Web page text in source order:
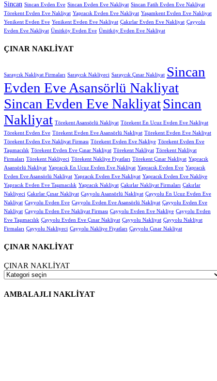
Sincan Sincan Evden Eve Sincan Evden Eve Nakliyat Sincan Fatih Evden Eve Nakliyat
Törekent Evden Eve Nakliyat Yapracık Evden Eve Nakliyat Yaşamkent Evden Eve Nakliyat
Yenikent Evden Eve Yenikent Evden Eve Nakliyat Çakırlar Evden Eve Nakliyat Çayyolu
Evden Eve Nakliyat Ümitköy Evden Eve Ümitköy Evden Eve Nakliyat
ÇINAR NAKLİYAT
Saraycık Nakliyat Firmaları Saraycık Nakliyeci Saraycık Çınar Nakliyat Sincan
Evden Eve Asansörlü Nakliyat
Sincan Evden Eve NakliyatSincan
Nakliyat Törekent Asansörlü Nakliyat Törekent En Ucuz Evden Eve Nakliyat
Törekent Evden Eve Törekent Evden Eve Asansörlü Nakliyat Törekent Evden Eve Nakliyat
Törekent Evden Eve Nakliyat Firması Törekent Evden Eve Nakliye Törekent Evden Eve
Taşımacılık Törekent Evden Eve Çınar Nakliyat Törekent Nakliyat Törekent Nakliyat
Firmaları Törekent Nakliyeci Törekent Nakliye Fiyatları Törekent Çınar Nakliyat Yapracık
Asansörlü Nakliyat Yapracık En Ucuz Evden Eve Nakliyat Yapracık Evden Eve Yapracık
Evden Eve Asansörlü Nakliyat Yapracık Evden Eve Nakliyat Yapracık Evden Eve Nakliye
Yapracık Evden Eve Taşımacılık Yapracık Nakliyat Çakırlar Nakliyat Firmaları Çakırlar
Nakliyeci Çakırlar Çınar Nakliyat Çayyolu Asansörlü Nakliyat Çayyolu En Ucuz Evden Eve
Nakliyat Çayyolu Evden Eve Çayyolu Evden Eve Asansörlü Nakliyat Çayyolu Evden Eve
Nakliyat Çayyolu Evden Eve Nakliyat Firması Çayyolu Evden Eve Nakliye Çayyolu Evden
Eve Taşımacılık Çayyolu Evden Eve Çınar Nakliyat Çayyolu Nakliyat Çayyolu Nakliyat
Firmaları Çayyolu Nakliyeci Çayyolu Nakliye Fiyatları Çayyolu Çınar Nakliyat
ÇINAR NAKLİYAT
ÇINAR NAKLİYAT
AMBALAJLI NAKLİYAT